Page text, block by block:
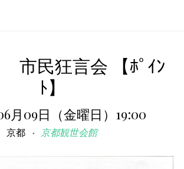
市民狂言会 【ﾎﾟｲﾝ
ﾄ】
月09日（金曜日）19:00
京都 京都観世会館